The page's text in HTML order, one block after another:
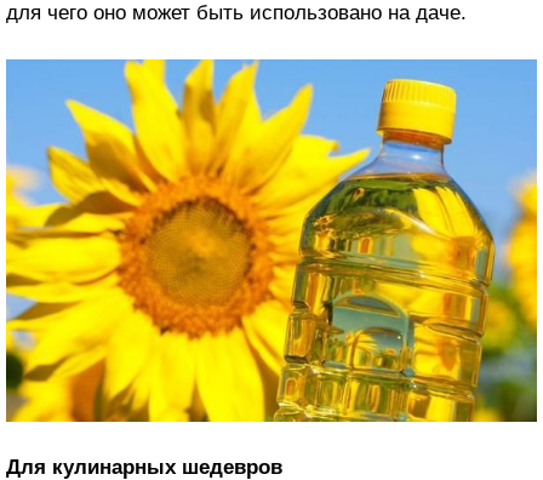
для чего оно может быть использовано на даче.
Для кулинарных шедевров